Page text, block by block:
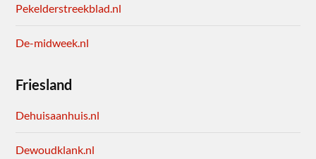
Pekelderstreekblad.nl
De-midweek.nl
Friesland
Dehuisaanhuis.nl
Dewoudklank.nl